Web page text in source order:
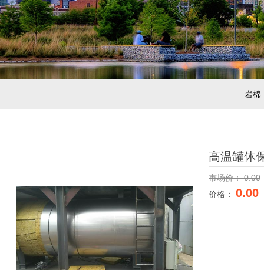
岩棉
高温罐体
市场价：0.00
价格： 0.00